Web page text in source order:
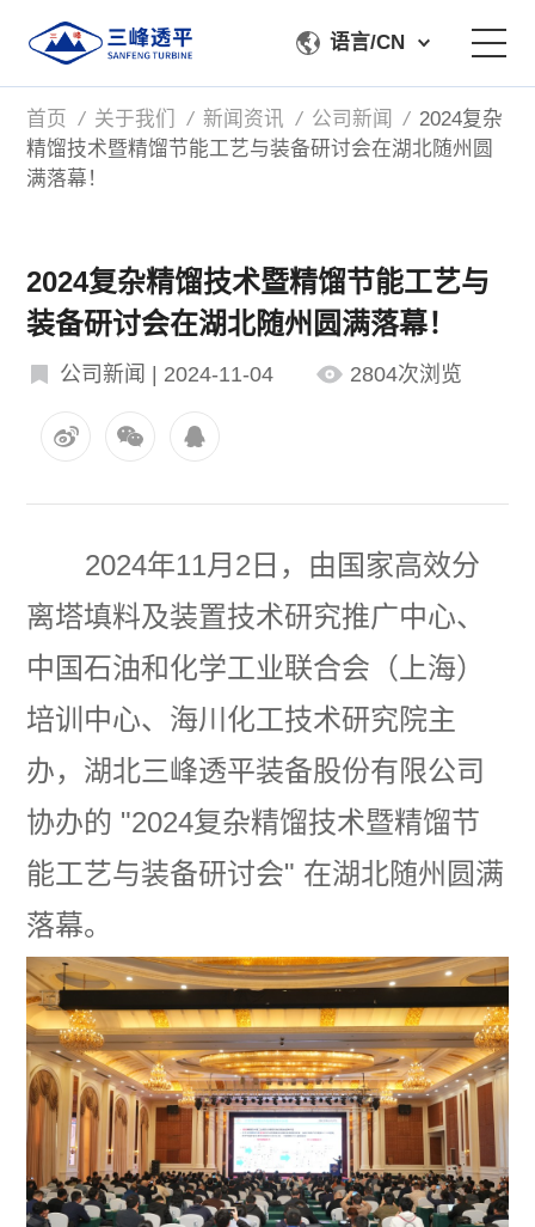
关于我们
产品中心
加工检测
服务支持
联系我们
语言/CN
首页 / 关于我们 / 新闻资讯 / 公司新闻 / 2024复杂
精馏技术暨精馏节能工艺与装备研讨会在湖北随州圆
满落幕！
2024复杂精馏技术暨精馏节能工艺与
装备研讨会在湖北随州圆满落幕！
公司新闻 | 2024-11-04 2804次浏览
2024年11月2日，由国家高效分
离塔填料及装置技术研究推广中心、
中国石油和化学工业联合会（上海）
培训中心、海川化工技术研究院主
办，湖北三峰透平装备股份有限公司
协办的 "2024复杂精馏技术暨精馏节
能工艺与装备研讨会" 在湖北随州圆满
落幕。